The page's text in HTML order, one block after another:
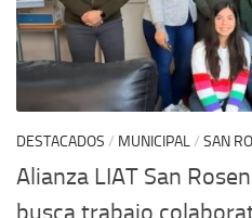
DESTACADOS / MUNICIPAL/ SAN
Alianza LIAT San